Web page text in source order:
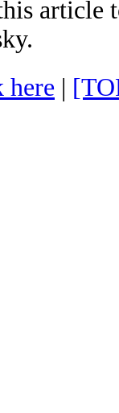
article
here |